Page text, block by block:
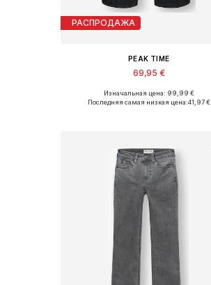
РАСПРОДАЖА
PEAK TIME
69,95 €
Доступно множество размеров
Изначальная цена: 99,99 €
Последняя самая низкая цена:41,97 €